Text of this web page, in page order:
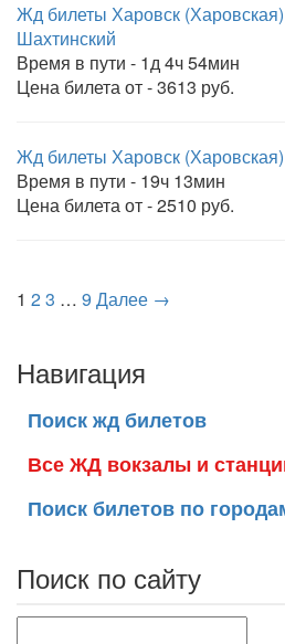
Жд билеты Харовск
Шахтинский
Время в пути - 1д 4ч 54мин
Цена билета от - 3613 руб.
Жд билеты Харовск
Время в пути - 19ч 13мин
Цена билета от - 2510 руб.
1 23 … 9 Далее →
Навигация
Поиск жд билетов
Все ЖД вокзалы и
Поиск билетов по
Поиск по сайту